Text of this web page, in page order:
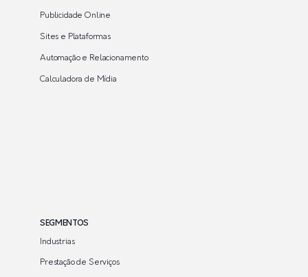
Publicidade Online
Sites e Plataformas
Automação e Relacionamento
Calculadora de Mídia
SEGMENTOS
Industrias
Prestação de Serviços